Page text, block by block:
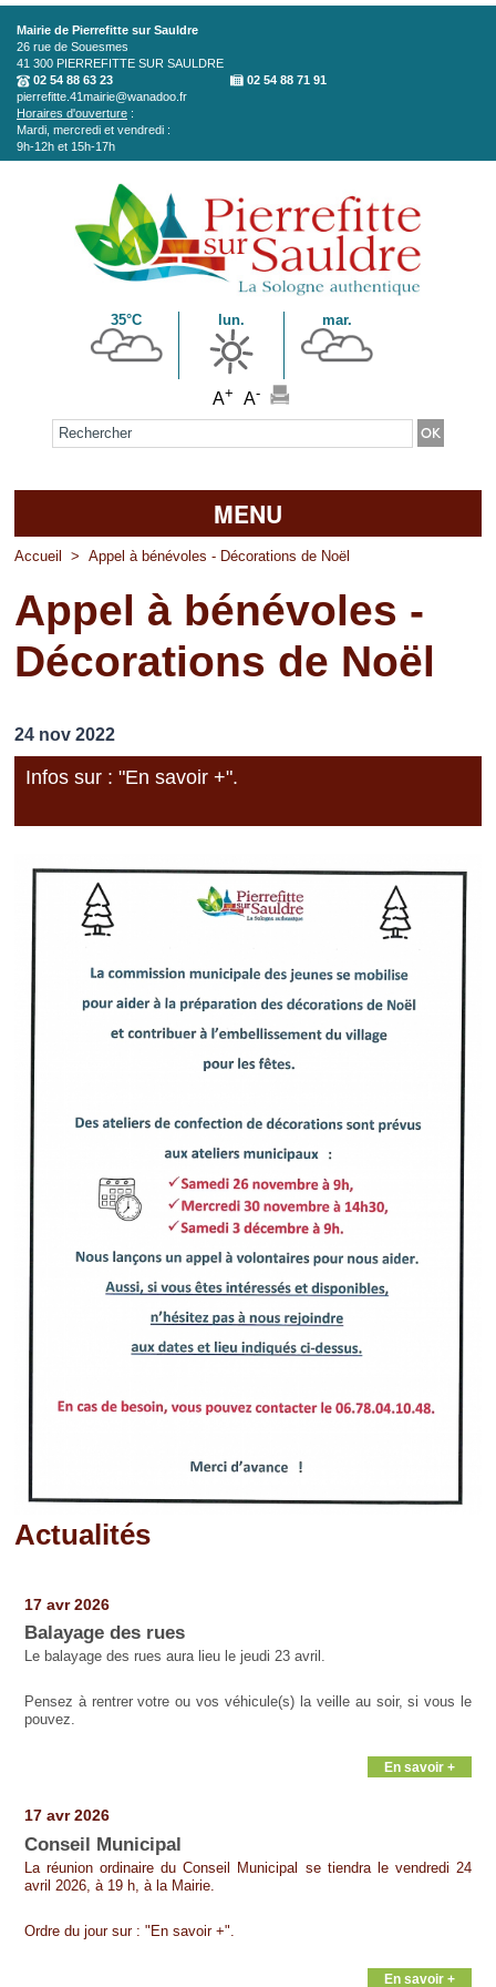
Aller au contenu principal
Mairie de Pierrefitte sur Sauldre
26 rue de Souesmes
41 300 PIERREFITTE SUR SAULDRE
02 54 88 63 23
02 54 88 71 91
pierrefitte.41mairie@wanadoo.fr
Horaires d'ouverture :
Mardi, mercredi et vendredi :
9h-12h et 15h-17h
35°C lun. mar.
A+ A-
Formulaire de recherche
MENU
Accueil
La mairie
Découvrir Pierrefitte
Vos professionnels
Accueil > Appel à bénévoles - Décorations de Noël
Appel à bénévoles -
Décorations de Noël
24 nov 2022
Infos sur : "En savoir +".
Actualités
17 avr 2026
Balayage des rues
Le balayage des rues aura lieu le jeudi 23 avril.
Pensez à rentrer votre ou vos véhicule(s) la veille au soir, si vous le
pouvez.
En savoir +
17 avr 2026
Conseil Municipal
La réunion ordinaire du Conseil Municipal se tiendra le vendredi 24
avril 2026, à 19 h, à la Mairie.
Ordre du jour sur : "En savoir +".
En savoir +
Pages